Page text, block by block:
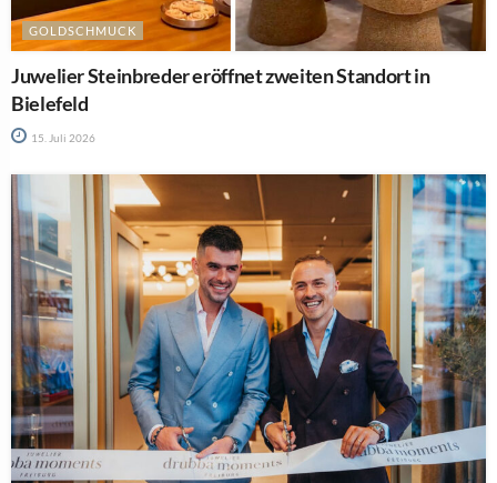
GOLDSCHMUCK
Juwelier Steinbreder eröffnet zweiten Standort in
Bielefeld
15. Juli 2026